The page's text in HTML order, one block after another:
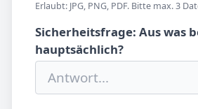
Erlaubt: JPG, PNG, PDF. Bitte max. 3
Sicherheitsfrage: Aus was
hauptsächlich?